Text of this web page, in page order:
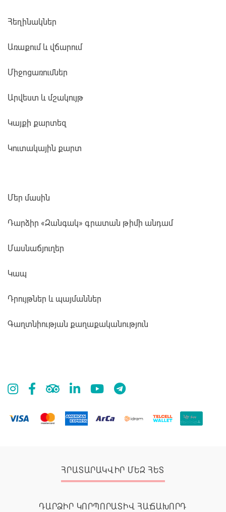
Հեղինակներ
Առաքում և վճարում
Միջոցառումներ
Արվեստ և մշակույթ
Կայքի քարտեզ
Կուտակային քարտ
Մեր մասին
Դարձիր «Զանգակ» գրատան թիմի անդամ
Մասնաճյուղեր
Կապ
Դրույթներ և պայմաններ
Գաղտնիության քաղաքականություն
ՀՐԱՏԱՐԱԿՎԻՐ ՄԵԶ ՀԵՏ
ԴԱՐՁԻՐ ԿՈՐՊՈՐԱՏԻՎ ՀԱՃԱԽՈՐԴ